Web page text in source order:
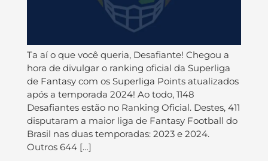
Ta aí o que você queria, Desafiante! Chegou a
hora de divulgar o ranking oficial da Superliga
de Fantasy com os Superliga Points atualizados
após a temporada 2024! Ao todo, 1148
Desafiantes estão no Ranking Oficial. Destes, 411
disputaram a maior liga de Fantasy Football do
Brasil nas duas temporadas: 2023 e 2024.
Outros 644 […]